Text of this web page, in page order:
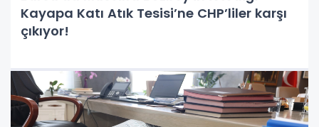
Kayapa Katı Atık Tesisi’ne CHP’liler karşı
çıkıyor!